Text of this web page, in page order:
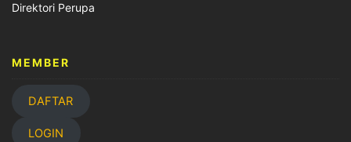
Direktori Perupa
MEMBER
DAFTAR
LOGIN